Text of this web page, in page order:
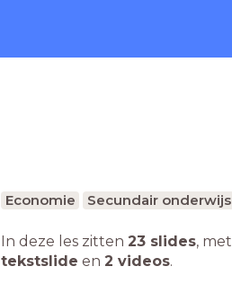
Economie Secundair onderwijs
In deze les zitten 23 slides, met
tekstslide en 2 videos.